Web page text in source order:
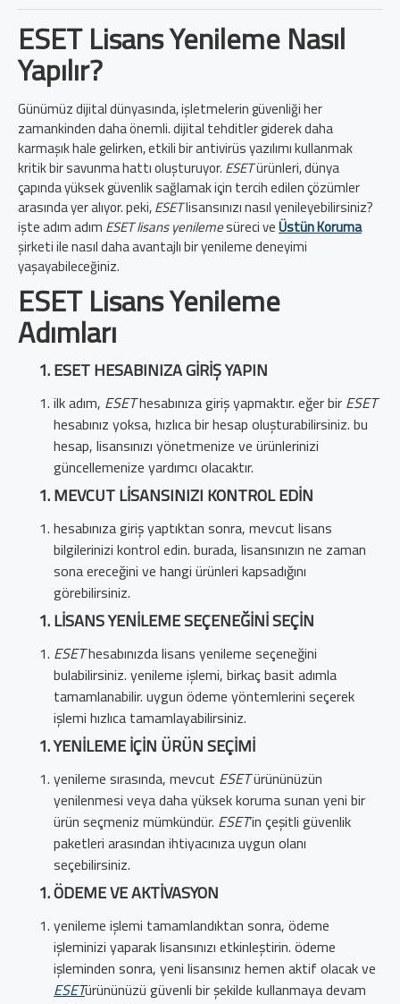
ESET Lisans Yenileme Nasıl
Yapılır?
Günümüz dijital dünyasında, işletmelerin güvenliği her
zamankinden daha önemli. dijital tehditler giderek daha
karmaşık hale gelirken, etkili bir antivirüs yazılımı kullanmak
kritik bir savunma hattı oluşturuyor. ESETürünleri, dünya
çapında yüksek güvenlik sağlamak için tercih edilen çözümler
arasında yer alıyor. peki,ESETlisansınızı nasıl yenileyebilirsiniz?
işte adım adım ESET lisans yenilemesüreci veÜstün Koruma
şirketi ile nasıl daha avantajlı bir yenileme deneyimi
yaşayabileceğiniz.
ESET Lisans Yenileme
Adımları
ESET HESABINIZA GIRIŞ YAPIN
ilk adım, ESEThesabınıza giriş yapmaktır. eğer bir ESET
hesabınız yoksa, hızlıca bir hesap oluşturabilirsiniz. bu
hesap, lisansınızı yönetmenize ve ürünlerinizi
güncellemenize yardımcı olacaktır.
MEVCUT LISANSINIZI KONTROL EDIN
hesabınıza giriş yaptıktan sonra, mevcut lisans
bilgilerinizi kontrol edin. burada, lisansınızın ne zaman
sona ereceğini ve hangi ürünleri kapsadığını
görebilirsiniz.
LISANS YENILEME SEÇENEĞINI SEÇIN
ESEThesabınızda lisans yenileme seçeneğini
bulabilirsiniz. yenileme işlemi, birkaç basit adımla
tamamlanabilir. uygun ödeme yöntemlerini seçerek
işlemi hızlıca tamamlayabilirsiniz.
YENILEME İÇIN ÜRÜN SEÇIMI
yenileme sırasında, mevcut ESETürününüzün
yenilenmesi veya daha yüksek koruma sunan yeni bir
ürün seçmeniz mümkündür. ESET’in çeşitli güvenlik
paketleri arasından ihtiyacınıza uygun olanı
seçebilirsiniz.
ÖDEME VE AKTIVASYON
yenileme işlemi tamamlandıktan sonra, ödeme
işleminizi yaparak lisansınızı etkinleştirin. ödeme
işleminden sonra, yeni lisansınız hemen aktif olacak ve
ESETürününüzü güvenli bir şekilde kullanmaya devam